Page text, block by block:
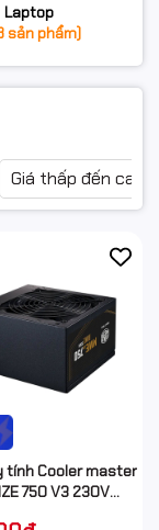
Laptop
sản phẩm)
Giá thấp đến cao
tính Cooler master
750 V3 230V